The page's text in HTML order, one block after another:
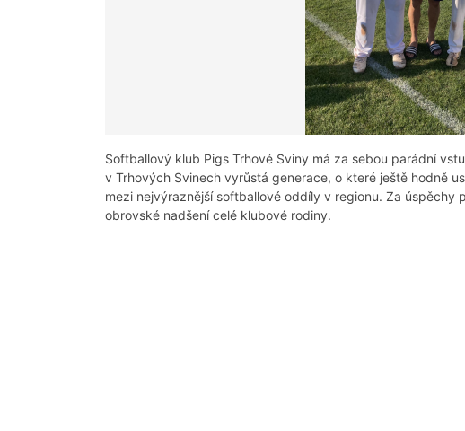
Softballový klub Pigs Trhové Sviny má za sebou parádní
v Trhových Svinech vyrůstá generace, o které ještě hodně
mezi nejvýraznější softballové oddíly v regionu. Za úspěchy
obrovské nadšení celé klubové rodiny.